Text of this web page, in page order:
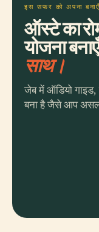
इस सफर को अपना बनाएँ
ऑस्टे का
योजना
साथ।
जेब में ऑडियो गाइड,
बना है जैसे आप